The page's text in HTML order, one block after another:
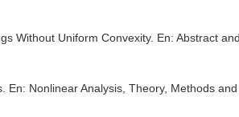
Without Uniform Convexity. En: Abstract
En: Nonlinear Analysis, Theory, Methods